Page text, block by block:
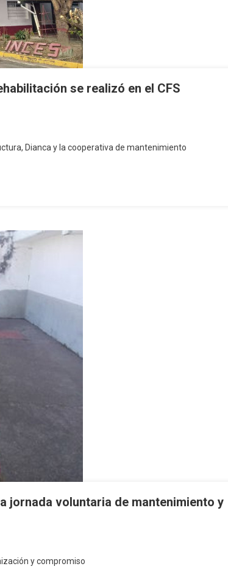
se realizó en el CFS
Dianca y la cooperativa de mantenimiento
jornada voluntaria de mantenimiento y
y compromiso